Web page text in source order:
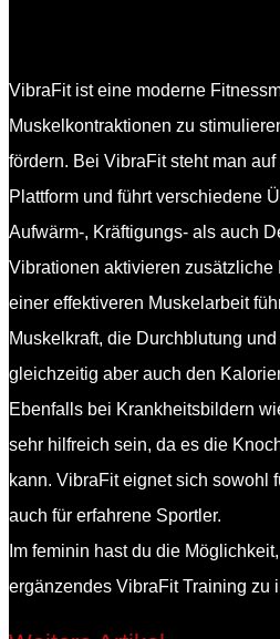
VibraFit ist eine moderne
Muskelkontraktionen zu
fördern. Bei VibraFit steht man
Plattform und führt verschiedene
Aufwärm-, Kräftigungs- als auch
Vibrationen aktivieren zusätzliche
einer effektiveren Muskelarbeit
Muskelkraft, die Durchblutung
gleichzeitig aber auch den
Ebenfalls bei Krankheitsbildern
sehr hilfreich sein, da es die
kann. VibraFit eignet sich sowohl
auch für erfahrene Sportler.
Im feminin hast du die
ergänzendes VibraFit Training zu